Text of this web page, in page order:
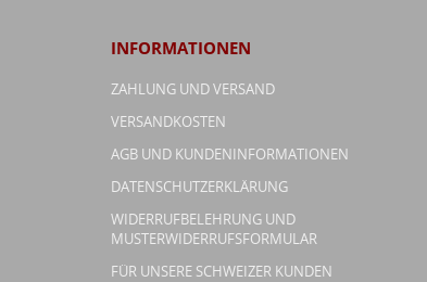
INFORMATIONEN
ZAHLUNG UND VERSAND
VERSANDKOSTEN
AGB UND KUNDENINFORMATIONEN
DATENSCHUTZERKLÄRUNG
WIDERRUFBELEHRUNG UND
MUSTERWIDERRUFSFORMULAR
FÜR UNSERE SCHWEIZER KUNDEN